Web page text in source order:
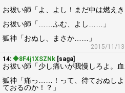
お祓い師「よ、よし！まだ中は燃えき
お祓い師「……ふむ、よし……」
狐神「おぬし、まさか……」
2015/11/
14: ◆8F4j1XSZNk [saga]
お祓い師「少し痛いが我慢しろよ。血
狐神「痛っ……！って、待ておぬしよ
ておるのか！？」